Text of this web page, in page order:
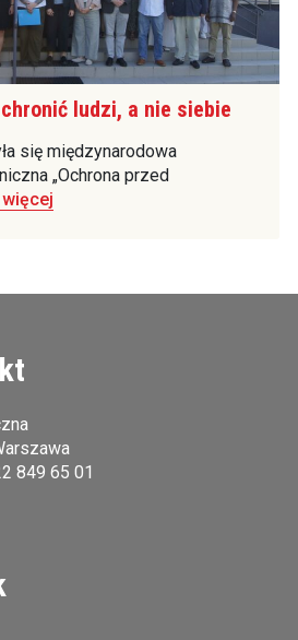
chronić ludzi, a nie siebie
się międzynarodowa
„Ochrona przed
849 65 01